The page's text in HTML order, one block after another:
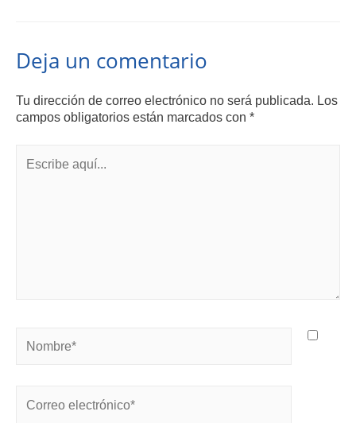
Deja un comentario
Tu dirección de correo electrónico no será publicada. Los
campos obligatorios están marcados con *